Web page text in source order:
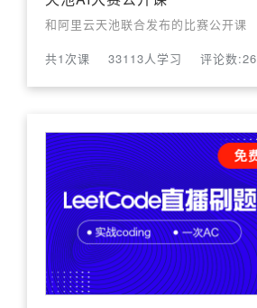
和阿里云天池联合发布的比赛公开课
共1次课
33113人学习 评论数:26